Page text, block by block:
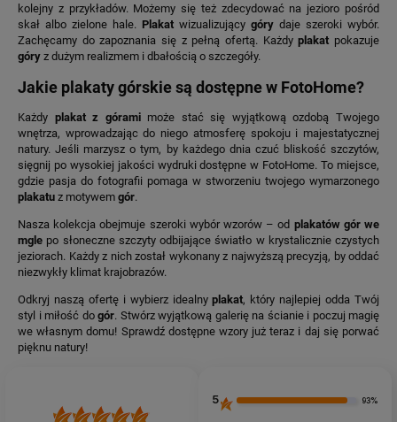
kolejny z przykładów. Możemy się też zdecydować na jezioro pośród
skał albo zielone hale. Plakat wizualizujący góry daje szeroki wybór.
Zachęcamy do zapoznania się z pełną ofertą. Każdyplakat pokazuje
góry z dużym realizmem i dbałością o szczegóły.
Jakie plakaty górskie są dostępne w FotoHome?
Każdy plakat z góramimoże stać się wyjątkową ozdobą Twojego
wnętrza, wprowadzając do niego atmosferę spokoju i majestatycznej
natury. Jeśli marzysz o tym, by każdego dnia czuć bliskość szczytów,
sięgnij po wysokiej jakości wydruki dostępne w FotoHome. To miejsce,
gdzie pasja do fotografii pomaga w stworzeniu twojego wymarzonego
plakatu z motywem gór.
Nasza kolekcja obejmuje szeroki wybór wzorów – od plakatów gór we
mgle po słoneczne szczyty odbijające światło w krystalicznie czystych
jeziorach. Każdy z nich został wykonany z najwyższą precyzją, by oddać
niezwykły klimat krajobrazów.
Odkryj naszą ofertę i wybierz idealnyplakat, który najlepiej odda Twój
styl i miłość do gór. Stwórz wyjątkową galerię na ścianie i poczuj magię
we własnym domu! Sprawdź dostępne wzory już teraz i daj się porwać
pięknu natury!
5 93%